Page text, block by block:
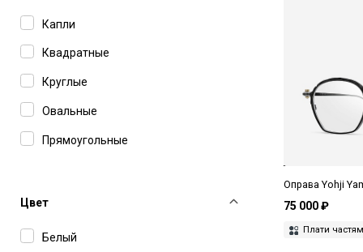
Капли
Квадратные
Круглые
Овальные
Прямоугольные
Цвет
Белый
Оправа Yohji
75 000 ₽
Плати